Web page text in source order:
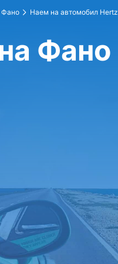
Фано Наем на автомобил Hertz
Фано